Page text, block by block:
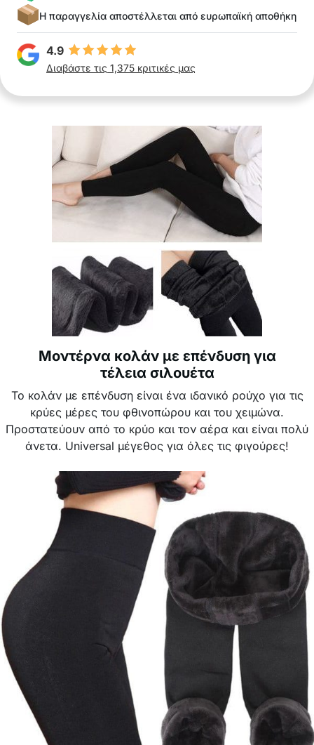
Η παραγγελία αποστέλλεται από ευρωπαϊκή αποθήκη
4.9
Διαβάστε τις 1,375 κριτικές μας
Μοντέρνα κολάν με επένδυση για
τέλεια σιλουέτα
Το κολάν με επένδυση είναι ένα ιδανικό ρούχο για τις
κρύες μέρες του φθινοπώρου και του χειμώνα.
Προστατεύουν από το κρύο και τον αέρα και είναι πολύ
άνετα. Universal μέγεθος για όλες τις φιγούρες!